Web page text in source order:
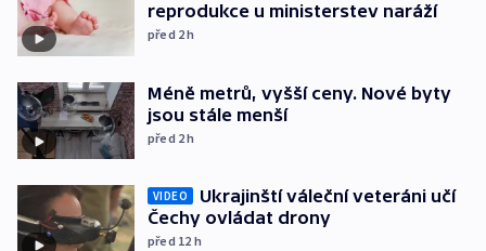
reprodukce u ministerstev naráží
před 2h
Méně metrů, vyšší ceny. Nové byty
jsou stále menší
před 2h
VIDEO
Ukrajinští váleční veteráni učí
Čechy ovládat drony
před 12 h